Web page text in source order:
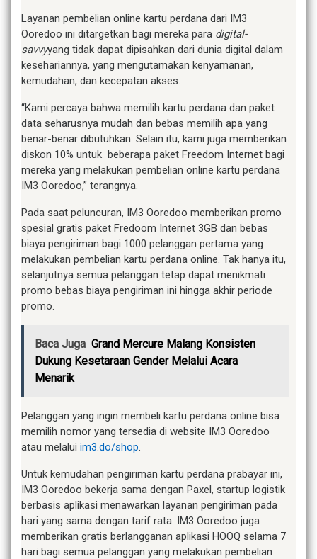
Layanan pembelian online kartu perdana dari IM3
Ooredoo ini ditargetkan bagi mereka para digital-
savvyyang tidak dapat dipisahkan dari dunia digital dalam
kesehariannya, yang mengutamakan kenyamanan,
kemudahan, dan kecepatan akses.
“Kami percaya bahwa memilih kartu perdana dan paket
data seharusnya mudah dan bebas memilih apa yang
benar-benar dibutuhkan. Selain itu, kami juga memberikan
diskon 10% untuk beberapa paket Freedom Internet bagi
mereka yang melakukan pembelian online kartu perdana
IM3 Ooredoo,” terangnya.
Pada saat peluncuran, IM3 Ooredoo memberikan promo
spesial gratis paket Fredoom Internet 3GB dan bebas
biaya pengiriman bagi 1000 pelanggan pertama yang
melakukan pembelian kartu perdana online. Tak hanya itu,
selanjutnya semua pelanggan tetap dapat menikmati
promo bebas biaya pengiriman ini hingga akhir periode
promo.
Baca Juga Grand Mercure Malang Konsisten
Dukung Kesetaraan Gender Melalui Acara
Menarik
Pelanggan yang ingin membeli kartu perdana online bisa
memilih nomor yang tersedia di website IM3 Ooredoo
atau melalui im3.do/shop.
Untuk kemudahan pengiriman kartu perdana prabayar ini,
IM3 Ooredoo bekerja sama dengan Paxel, startup logistik
berbasis aplikasi menawarkan layanan pengiriman pada
hari yang sama dengan tarif rata. IM3 Ooredoo juga
memberikan gratis berlangganan aplikasi HOOQ selama 7
hari bagi semua pelanggan yang melakukan pembelian